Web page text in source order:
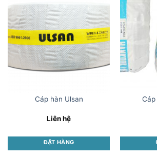
Cáp hàn Ulsan
Liên hệ
ĐẶT HÀNG
Cáp